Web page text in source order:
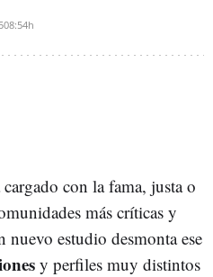
08:54h
con la fama, justa o
más críticas y
estudio desmonta ese
y perfiles muy distintos